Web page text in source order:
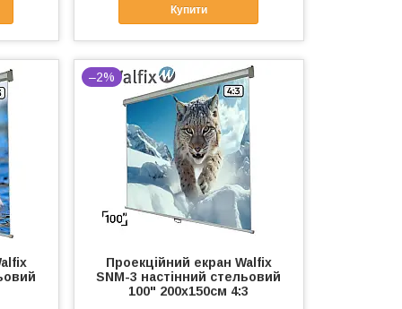
Купити
–2%
Проекційний екран Walfix
SNM-3 настінний стельовий
100" 200x150см 4:3